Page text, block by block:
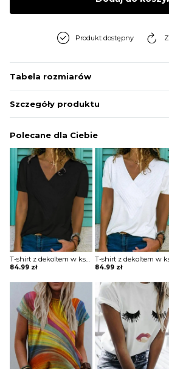
Produkt dostępny
Tabela rozmiarów
Szczegóły produktu
Polecane dla Ciebie
84.99 zł 84.99 zł